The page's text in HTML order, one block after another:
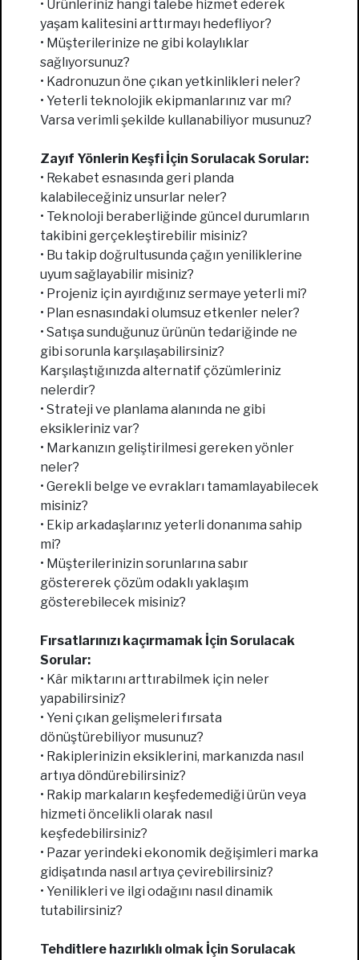
• Ürünleriniz hangi talebe hizmet ederek
yaşam kalitesini arttırmayı hedefliyor?
• Müşterilerinize ne gibi kolaylıklar
sağlıyorsunuz?
• Kadronuzun öne çıkan yetkinlikleri neler?
• Yeterli teknolojik ekipmanlarınız var mı?
Varsa verimli şekilde kullanabiliyor musunuz?
Zayıf Yönlerin Keşfi İçin Sorulacak Sorular:
• Rekabet esnasında geri planda
kalabileceğiniz unsurlar neler?
• Teknoloji beraberliğinde güncel durumların
takibini gerçekleştirebilir misiniz?
• Bu takip doğrultusunda çağın yeniliklerine
uyum sağlayabilir misiniz?
• Projeniz için ayırdığınız sermaye yeterli mi?
• Plan esnasındaki olumsuz etkenler neler?
• Satışa sunduğunuz ürünün tedariğinde ne
gibi sorunla karşılaşabilirsiniz?
Karşılaştığınızda alternatif çözümleriniz
nelerdir?
• Strateji ve planlama alanında ne gibi
eksikleriniz var?
• Markanızın geliştirilmesi gereken yönler
neler?
• Gerekli belge ve evrakları tamamlayabilecek
misiniz?
• Ekip arkadaşlarınız yeterli donanıma sahip
mi?
• Müşterilerinizin sorunlarına sabır
göstererek çözüm odaklı yaklaşım
gösterebilecek misiniz?
Fırsatlarınızı kaçırmamak İçin Sorulacak
Sorular:
• Kâr miktarını arttırabilmek için neler
yapabilirsiniz?
• Yeni çıkan gelişmeleri fırsata
dönüştürebiliyor musunuz?
• Rakiplerinizin eksiklerini, markanızda nasıl
artıya döndürebilirsiniz?
• Rakip markaların keşfedemediği ürün veya
hizmeti öncelikli olarak nasıl
keşfedebilirsiniz?
• Pazar yerindeki ekonomik değişimleri marka
gidişatında nasıl artıya çevirebilirsiniz?
• Yenilikleri ve ilgi odağını nasıl dinamik
tutabilirsiniz?
Tehditlere hazırlıklı olmak İçin Sorulacak